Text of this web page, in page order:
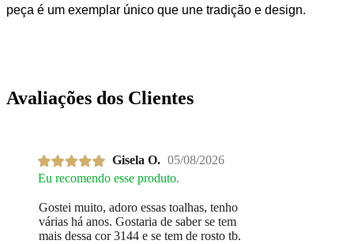
peça é um exemplar único que une tradição e design.
Avaliações dos Clientes
Gisela O. 05/08/2026
Eu recomendo esse produto.
Gostei muito, adoro essas toalhas, tenho
várias há anos. Gostaria de saber se tem
mais dessa cor 3144 e se tem de rosto tb.